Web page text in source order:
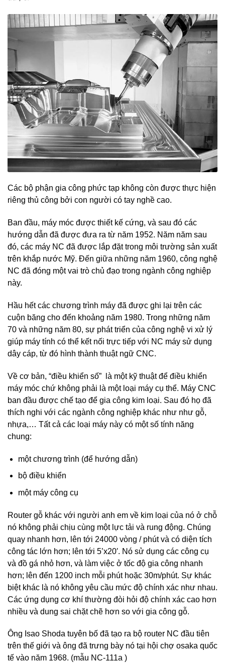
Các bộ phận gia công phức tạp không còn được thực hiện
riêng thủ công bởi con người có tay nghề cao.
Ban đầu, máy móc được thiết kế cứng, và sau đó các
hướng dẫn đã được đưa ra từ năm 1952. Năm năm sau
đó, các máy NC đã được lắp đặt trong môi trường sản xuất
trên khắp nước Mỹ. Đến giữa những năm 1960, công nghệ
NC đã đóng một vai trò chủ đạo trong ngành công nghiệp
này.
Hầu hết các chương trình máy đã được ghi lại trên các
cuộn băng cho đến khoảng năm 1980. Trong những năm
70 và những năm 80, sự phát triển của công nghệ vi xử lý
giúp máy tính có thể kết nối trực tiếp với NC máy sử dụng
dây cáp, từ đó hình thành thuật ngữ CNC.
Về cơ bản, “điều khiển số” là một kỹ thuật để điều khiển
máy móc chứ không phải là một loại máy cụ thể. Máy CNC
ban đầu được chế tạo để gia công kim loại. Sau đó họ đã
thích nghi với các ngành công nghiệp khác như như gỗ,
nhựa,… Tất cả các loại máy này có một số tính năng
chung:
một chương trình (để hướng dẫn)
bộ điều khiển
một máy công cụ
Router gỗ khác với người anh em về kim loại của nó ở chỗ
nó không phải chịu cùng một lực tải và rung động. Chúng
quay nhanh hơn, lên tới 24000 vòng / phút và có diện tích
công tác lớn hơn; lên tới 5’x20′. Nó sử dụng các công cụ
và đồ gá nhỏ hơn, và làm việc ở tốc độ gia công nhanh
hơn; lên đến 1200 inch mỗi phút hoặc 30m/phút. Sự khác
biệt khác là nó không yêu cầu mức độ chính xác như nhau.
Các ứng dụng cơ khí thường đòi hỏi độ chính xác cao hơn
nhiều và dung sai chặt chẽ hơn so với gia công gỗ.
Ông Isao Shoda tuyên bố đã tạo ra bộ router NC đầu tiên
trên thế giới và ông đã trưng bày nó tại hội chợ osaka quốc
tế vào năm 1968. (mẫu NC-111a )